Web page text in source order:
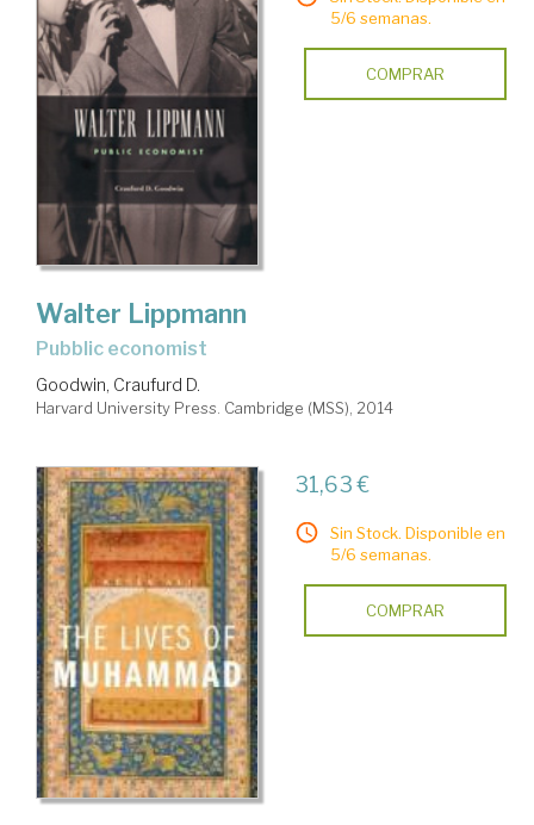
5/6 semanas.
COMPRAR
Walter Lippmann
pubblic economist
Goodwin, Craufurd D.
Harvard University Press. Cambridge (MSS), 2014
31,63 €
Sin Stock. Disponible en
5/6 semanas.
COMPRAR